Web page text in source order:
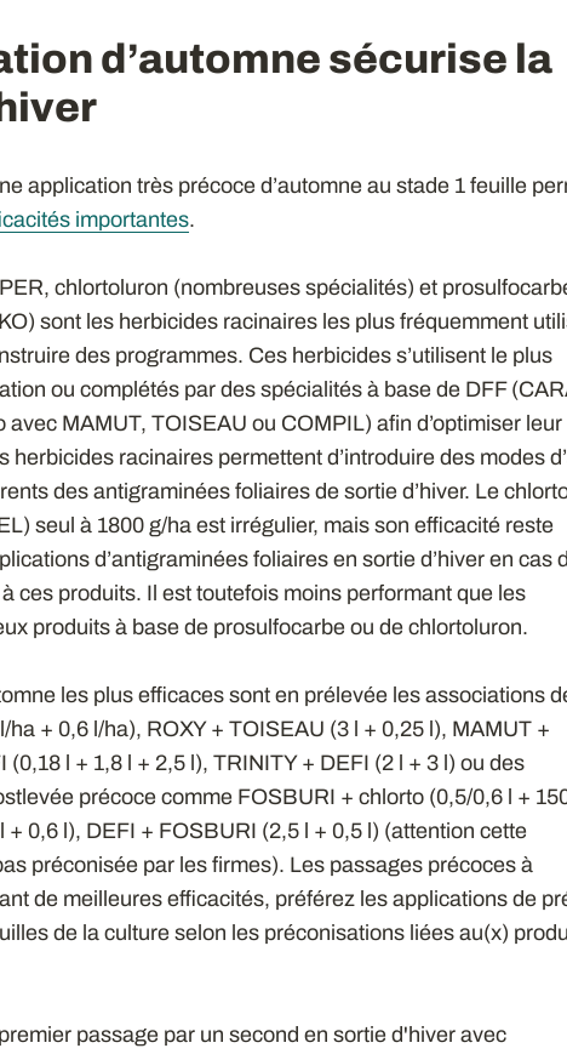
d’automne sécurise la
application très précoce d’automne au stade 1 feuille
importantes.
chlortoluron (nombreuses spécialités) et
sont les herbicides racinaires les plus fréquemment
des programmes. Ces herbicides s’utilisent le plus
ou complétés par des spécialités à base de DFF
avec MAMUT, TOISEAU ou COMPIL) afin d’optimiser leur
herbicides racinaires permettent d’introduire des modes
des antigraminées foliaires de sortie d’hiver. Le
seul à 1800 g/ha est irrégulier, mais son efficacité reste
d’antigraminées foliaires en sortie d’hiver en cas
ces produits. Il est toutefois moins performant que les
produits à base de prosulfocarbe ou de chlortoluron.
les plus efficaces sont en prélevée les associations
ha + 0,6 l/ha), ROXY + TOISEAU (3 l + 0,25 l), MAMUT +
(0,18 l + 1,8 l + 2,5 l), TRINITY + DEFI (2 l + 3 l) ou des
précoce comme FOSBURI + chlorto (0,5/0,6 l +
+ 0,6 l), DEFI + FOSBURI (2,5 l + 0,5 l) (attention cette
préconisée par les firmes). Les passages précoces à
de meilleures efficacités, préférez les applications de
de la culture selon les préconisations liées au(x)
passage par un second en sortie d'hiver avec